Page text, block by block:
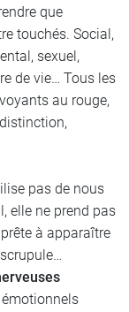
que
touchés. Social,
sexuel,
de vie… Tous les
au rouge,
pas de nous
elle ne prend pas
à apparaître